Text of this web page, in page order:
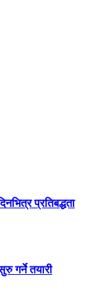
प्रतिबद्धता
गर्ने तयारी